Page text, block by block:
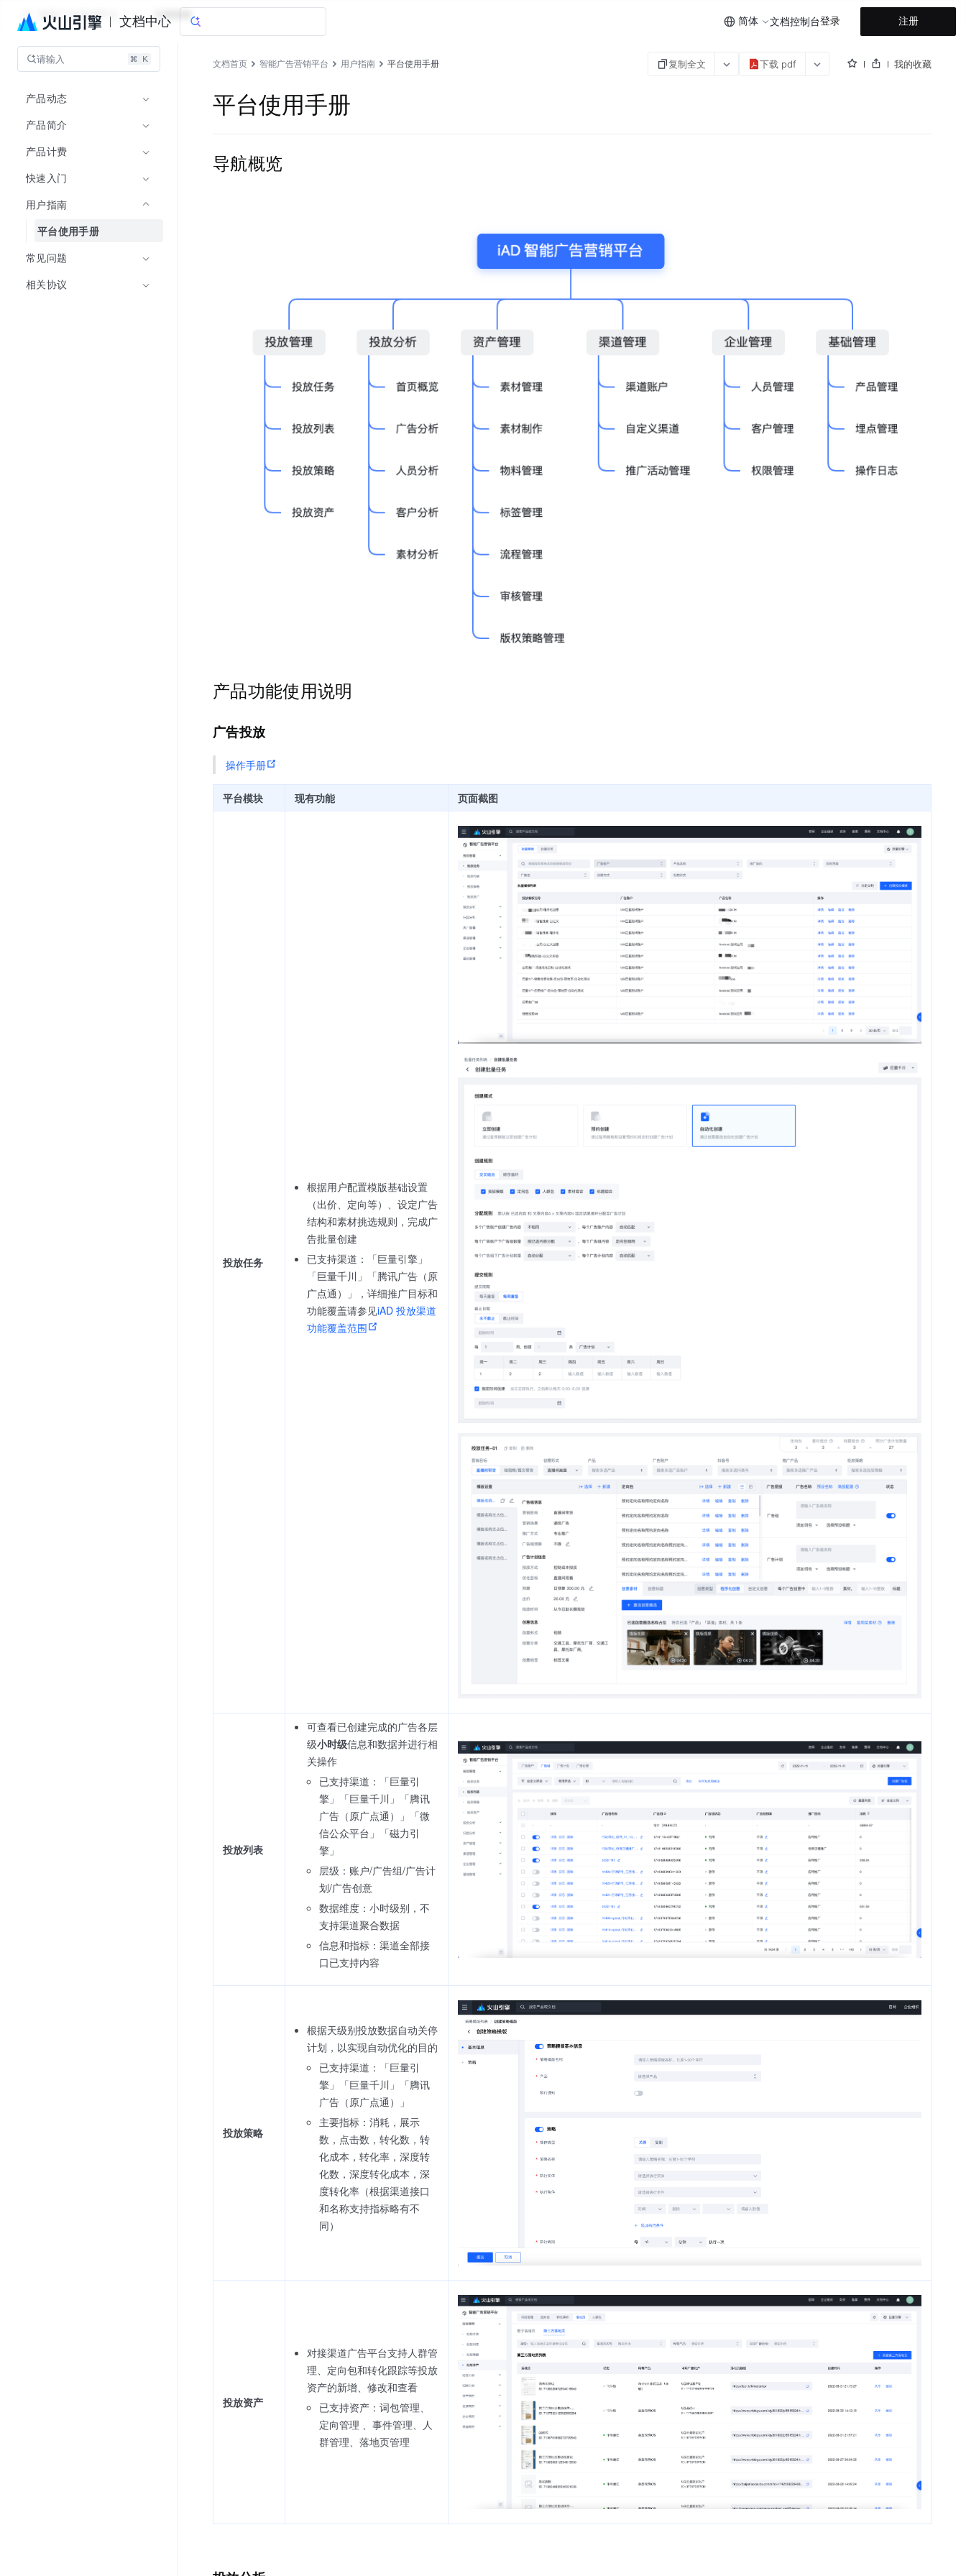
文档中心 简体 文档控制台登录 注册
智能广告营销平台 文档指南
请输入
产品动态
产品简介
产品计费
快速入门
用户指南
平台使用手册
常见问题
相关协议
文档首页 智能广告营销平台 用户指南 平台使用手册 复制全文 下载 pdf 我的收藏
平台使用手册
导航概览
产品功能使用说明
广告投放
操作手册
平台模块 现有功能 页面截图
投放任务
根据用户配置模版基础设置
（出价、定向等）、设定广告
结构和素材挑选规则，完成广
告批量创建
已支持渠道：「巨量引擎」
「巨量千川」「腾讯广告（原
广点通）」，详细推广目标和
功能覆盖请参见iAD 投放渠道
功能覆盖范围
投放列表
可查看已创建完成的广告各层
级小时级信息和数据并进行相
关操作
已支持渠道：「巨量引
擎」「巨量千川」「腾讯
广告（原广点通）」「微
信公众平台」「磁力引
擎」
层级：账户/广告组/广告计
划/广告创意
数据维度：小时级别，不
支持渠道聚合数据
信息和指标：渠道全部接
口已支持内容
投放策略
根据天级别投放数据自动关停
计划，以实现自动优化的目的
已支持渠道：「巨量引
擎」「巨量千川」「腾讯
广告（原广点通）」
主要指标：消耗，展示
数，点击数，转化数，转
化成本，转化率，深度转
化数，深度转化成本，深
度转化率（根据渠道接口
和名称支持指标略有不
同）
投放资产
对接渠道广告平台支持人群管
理、定向包和转化跟踪等投放
资产的新增、修改和查看
已支持资产：词包管理、
定向管理 、事件管理、人
群管理、落地页管理